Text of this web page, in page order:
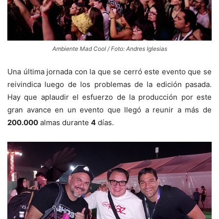
Ambiente Mad Cool / Foto: Andres Iglesias
Una última jornada con la que se cerró este evento que se
reivindica luego de los problemas de la edición pasada.
Hay que aplaudir el esfuerzo de la producción por este
gran avance en un evento que llegó a reunir a más de
200.000 almas durante 4 días.